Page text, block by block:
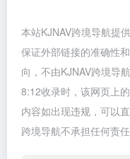
本站KJNAV跨境导航提
保证外部链接的准确性
向，不由KJNAV跨境导
8:12收录时，该网页上
内容如出现违规，可以
跨境导航不承担任何责任